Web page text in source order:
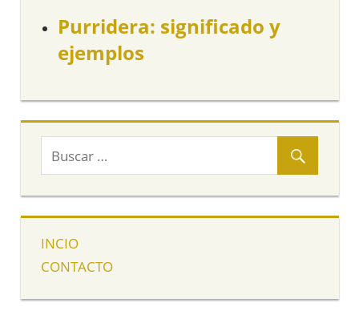
Purridera: significado y
ejemplos
INCIO
CONTACTO